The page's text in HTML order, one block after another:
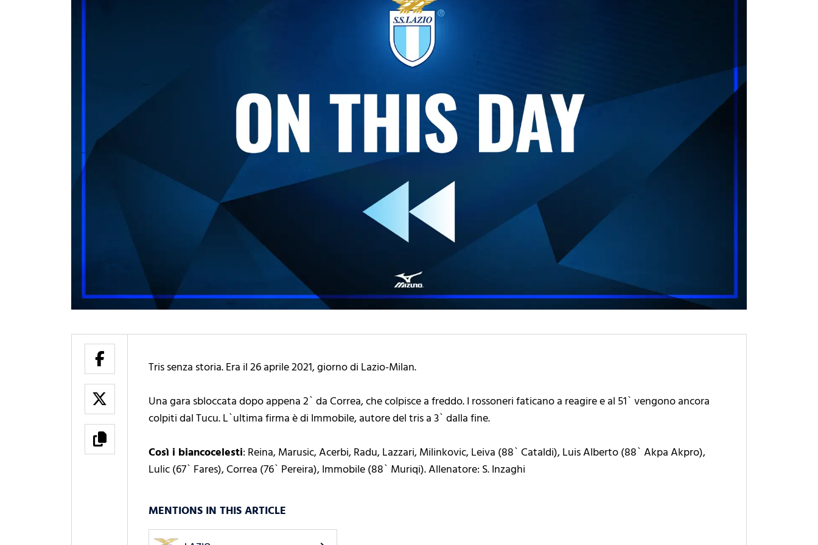
Tris senza storia. Era il 26 aprile 2021, giorno di Lazio-Milan.
Una gara sbloccata dopo appena 2` da Correa, che colpisce a freddo. I rossoneri faticano a reagire e al 51` vengono ancora
colpiti dal Tucu. L`ultima firma è di Immobile, autore del tris a 3` dalla fine.
Così i biancocelesti: Reina, Marusic, Acerbi, Radu, Lazzari, Milinkovic, Leiva (88` Cataldi), Luis Alberto (88` Akpa Akpro),
Lulic (67` Fares), Correa (76` Pereira), Immobile (88` Muriqi). Allenatore: S. Inzaghi
MENTIONS IN THIS ARTICLE